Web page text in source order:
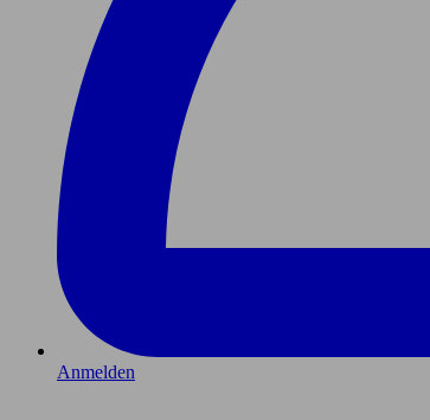
Anmelden